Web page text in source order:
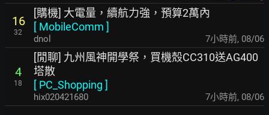
16
32
[購機] 大電量，續航力強，預算2萬內
[ MobileComm ]
dnol 7小時前, 08/06
4
18
[閒聊] 九州風神開學祭，買機殼CC310送AG400
塔散
[ PC_Shopping ]
hix020421680 7小時前, 08/06